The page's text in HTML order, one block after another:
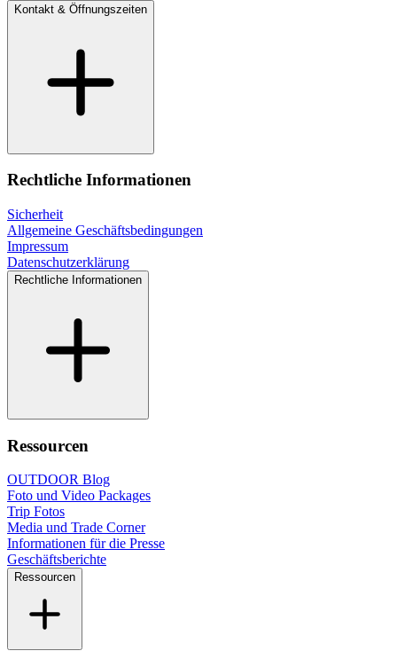
Kontakt & Öffnungszeiten
Rechtliche Informationen
Sicherheit
Allgemeine Geschäftsbedingungen
Impressum
Datenschutzerklärung
Rechtliche Informationen
Ressourcen
OUTDOOR Blog
Foto und Video Packages
Trip Fotos
Media und Trade Corner
Informationen für die Presse
Geschäftsberichte
Ressourcen